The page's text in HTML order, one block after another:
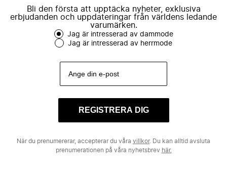
Bli den första att upptäcka nyheter, exklusiva
erbjudanden och uppdateringar från världens ledande
varumärken.
Jag är intresserad av dammode
Jag är intresserad av herrmode
REGISTRERA DIG
När du prenumererar, accepterar du våra villkor. Du kan alltid avsluta
prenumerationen på våra nyhetsbrev här.